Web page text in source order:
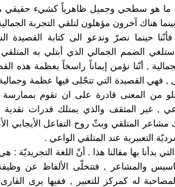
ما هو سطحي وجميل ظاهرياً كشيء حقيقي
هناك آخرون مؤهلون لتلقي التجربة
حينما نصرّ وندعو الى كتابة القصيدة
ستلغي الصمم الجمالي الذي أبتلي به
, أنّنا نؤمن إيماناً راسخاً بعظمة هذه
, فهي القصيدة التي تتجّلى فيها عظمة وجمالية
من المعنى قادرة على ان تقوم بممارسة
, غير المثقف والذي يمتلك قدرات نقدية ,
مشاعر المتلقي وبثّ روح التفاعل الأيجابي
التعبيرية عند المتلقي الواعي .
بدأنا بها مقالنا هذا . أنّ اللغة التجريديّة :
والمشاعر , فتتخلّى الألفاظ عن
له كمركز للتعبير , ففيها يرى